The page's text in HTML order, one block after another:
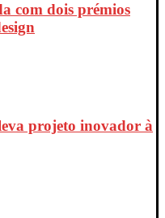
com dois prémios
projeto inovador à